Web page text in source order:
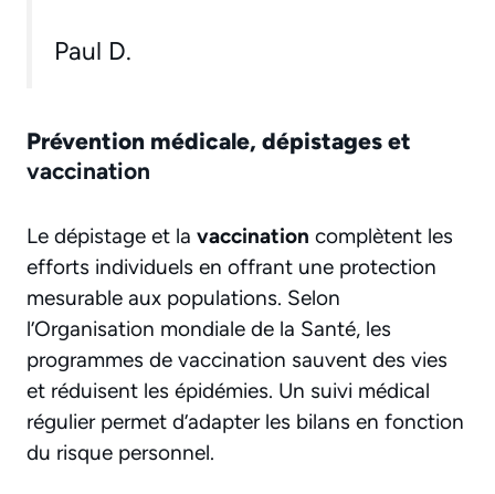
Paul D.
Prévention médicale, dépistages et
vaccination
Le dépistage et la vaccination complètent les
efforts individuels en offrant une protection
mesurable aux populations. Selon
l’Organisation mondiale de la Santé, les
programmes de vaccination sauvent des vies
et réduisent les épidémies. Un suivi médical
régulier permet d’adapter les bilans en fonction
du risque personnel.